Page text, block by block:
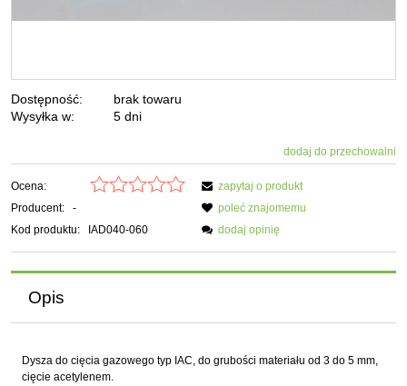
Dostępność:
brak towaru
Wysyłka w:
5 dni
dodaj do przechowalni
Ocena:
Producent:
-
Kod produktu:
IAD040-060
zapytaj o produkt
poleć znajomemu
dodaj opinię
Opis
Dysza do cięcia gazowego typ IAC, do grubości materiału od 3 do 5 mm,
cięcie acetylenem.